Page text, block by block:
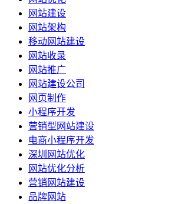
网站建设
网站架构
移动网站建设
网站收录
网站推广
网站建设公司
网页制作
小程序开发
营销型网站建设
电商小程序开发
深圳网站优化
网站优化分析
营销网站建设
品牌网站